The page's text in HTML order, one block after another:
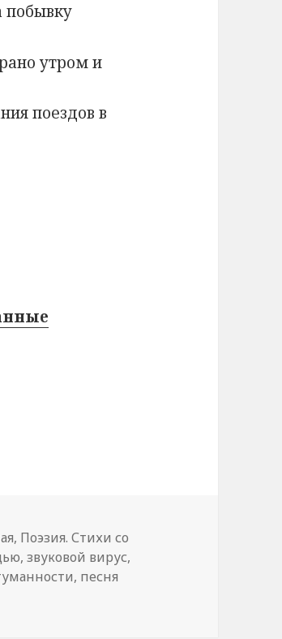
побывку
утром и
поездов в
, Поэзия. Стихи со
,звуковой вирус,
, песня